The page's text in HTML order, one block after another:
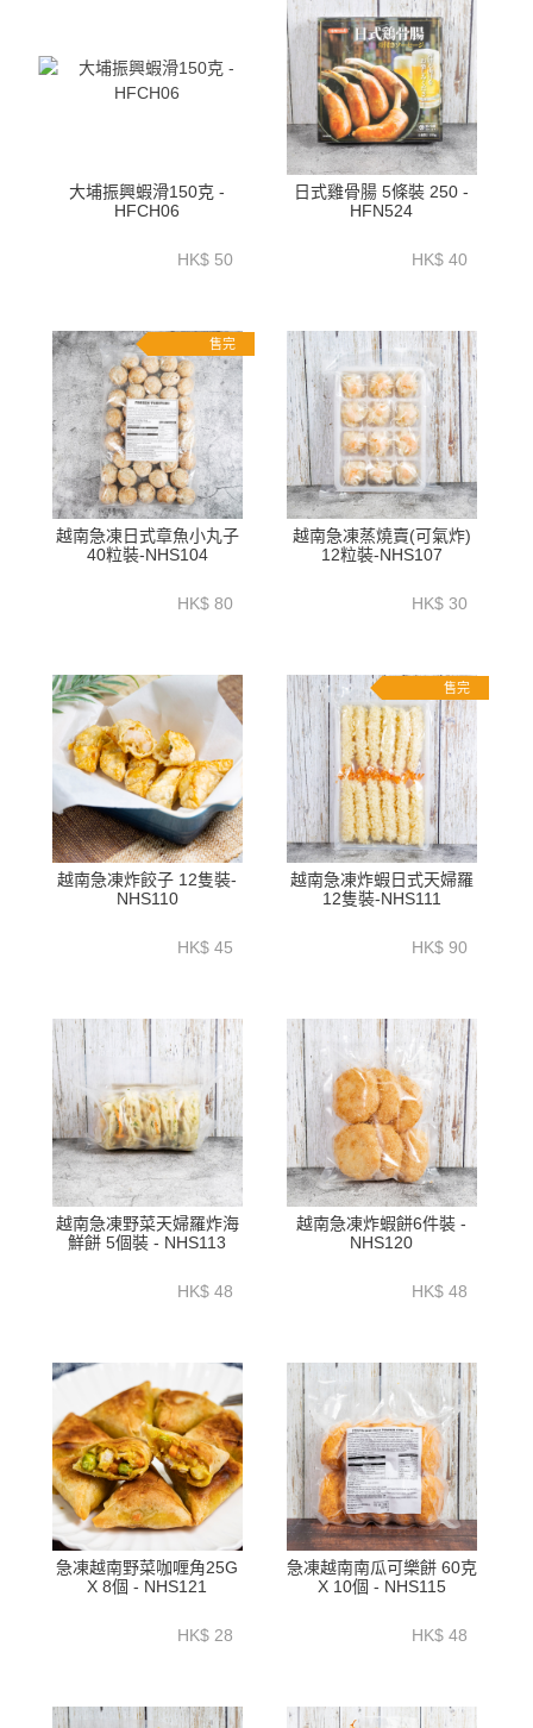
大埔振興蝦滑150克 -
HFCH06
HK$ 50
日式雞骨腸 5條裝 250 -
HFN524
HK$ 40
售完
越南急凍日式章魚小丸子
40粒裝-NHS104
HK$ 80
越南急凍蒸燒賣(可氣炸)
12粒裝-NHS107
HK$ 30
越南急凍炸餃子 12隻裝-
NHS110
HK$ 45
售完
越南急凍炸蝦日式天婦羅
12隻裝-NHS111
HK$ 90
越南急凍野菜天婦羅炸海
鮮餅 5個裝 - NHS113
HK$ 48
越南急凍炸蝦餅6件裝 -
NHS120
HK$ 48
急凍越南野菜咖喱角25G
X 8個 - NHS121
HK$ 28
急凍越南南瓜可樂餅 60克
X 10個 - NHS115
HK$ 48